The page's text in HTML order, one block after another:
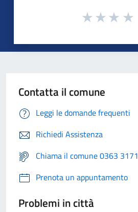
Contatta il comune
Leggi le domande frequenti
Richiedi Assistenza
Chiama il comune 0363 3171
Prenota un appuntamento
Problemi in città